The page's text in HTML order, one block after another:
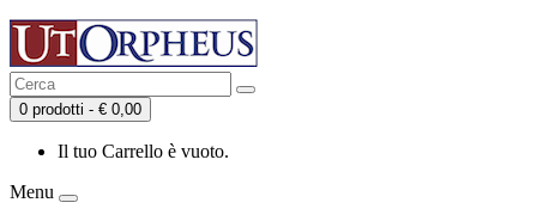
0 prodotti - € 0,00
Il tuo Carrello è vuoto.
Menu